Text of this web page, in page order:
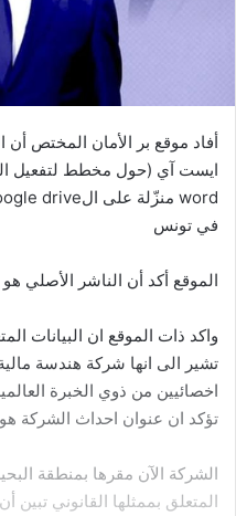
أفاد موقع بر الأمان المختص أن
في تونس
الموقع أكد أن الناشر الأصلي هو Beta methods B(m)
تشير الى انها شركة هندسة
اخصائيين من ذوي الخبرة
تؤكد ان عنوان احداث الشركة
الشركة الآن مقرها بمنطقة
المتعلق بممثلها القانوني